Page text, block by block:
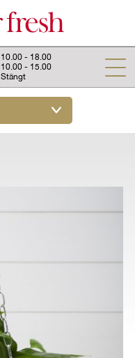
10.00 - 18.00
10.00 - 15.00
Stängt